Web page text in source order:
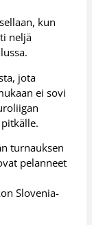
kun
neljä
jota
ei sovi
turnauksen
pelanneet
Slovenia-